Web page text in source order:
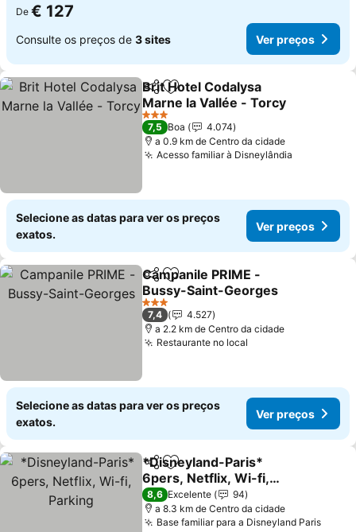
De € 127
Consulte os preços de 3 sites Ver preços
PartilharAdicionar aos favoritos
Brit Hotel Codalysa
Marne la Vallée - Torcy
3 Estrelas
7,5 Boa
4.074
a 0.9 km de Centro da cidade
Acesso familiar à Disneylândia
Selecione as datas para ver os preços
exatos.
Ver preços
PartilharAdicionar aos favoritos
Campanile PRIME -
Bussy-Saint-Georges
3 Estrelas
7,4
4.527
a 2.2 km de Centro da cidade
Restaurante no local
Selecione as datas para ver os preços
exatos.
Ver preços
PartilharAdicionar aos favoritos
*Disneyland-Paris*
6pers, Netflix, Wi-fi,
Parking
8,6 Excelente
94
a 8.3 km de Centro da cidade
Base familiar para a Disneyland Paris